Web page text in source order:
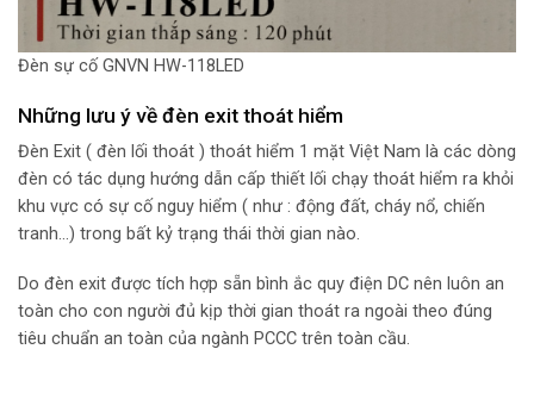
Đèn sự cố GNVN HW-118LED
Những lưu ý về đèn exit thoát hiểm
Đèn Exit ( đèn lối thoát ) thoát hiểm 1 mặt Việt Nam là các dòng
đèn có tác dụng hướng dẫn cấp thiết lối chạy thoát hiểm ra khỏi
khu vực có sự cố nguy hiểm ( như : động đất, cháy nổ, chiến
tranh…) trong bất kỷ trạng thái thời gian nào.
Do đèn exit được tích hợp sẵn bình ắc quy điện DC nên luôn an
toàn cho con người đủ kịp thời gian thoát ra ngoài theo đúng
tiêu chuẩn an toàn của ngành PCCC trên toàn cầu.